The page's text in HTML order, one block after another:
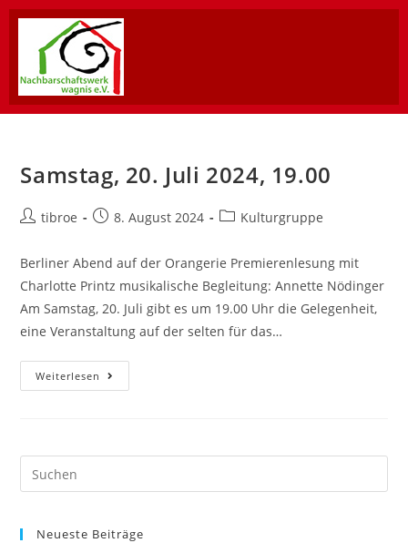
Samstag, 20. Juli 2024, 19.00
tibroe 8. August 2024 Kulturgruppe
Berliner Abend auf der Orangerie Premierenlesung mit
Charlotte Printz musikalische Begleitung: Annette Nödinger
Am Samstag, 20. Juli gibt es um 19.00 Uhr die Gelegenheit,
eine Veranstaltung auf der selten für das…
Weiterlesen
Neueste Beiträge